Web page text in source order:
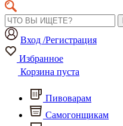
Вход /Регистрация
Избранное
Корзина пуста
Пивоварам
Самогонщикам